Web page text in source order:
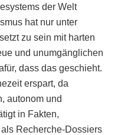
der Welt
hat nur unter
zu sein mit harten
und unumgänglichen
dass das geschieht.
erspart, da
autonom und
in Fakten,
Recherche-Dossiers